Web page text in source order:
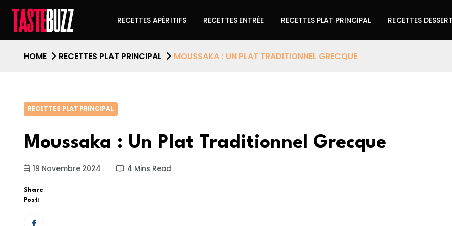
RECETTES APÉRITIFS RECETTES ENTRÉE RECETTES PLAT PRINCIPAL RECETTES
HOME RECETTES PLAT PRINCIPAL MOUSSAKA : UN PLAT TRADITIONNEL GRECQUE
RECETTES PLAT PRINCIPAL
Moussaka : Un Plat Traditionnel Grecque
19 Novembre 2024 4 Mins Read
Share
Post: